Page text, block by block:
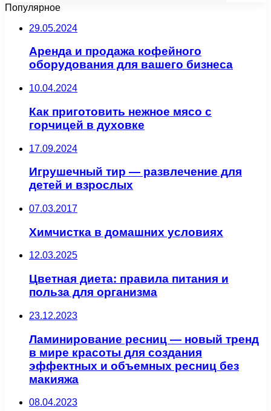
Популярное
29.05.2024
Аренда и продажа кофейного
оборудования для вашего бизнеса
10.04.2024
Как приготовить нежное мясо с
горчицей в духовке
17.09.2024
Игрушечный тир — развлечение для
детей и взрослых
07.03.2017
Химчистка в домашних условиях
12.03.2025
Цветная диета: правила питания и
польза для организма
23.12.2023
Ламинирование ресниц — новый тренд
в мире красоты для создания
эффектных и объемных ресниц без
макияжа
08.04.2023